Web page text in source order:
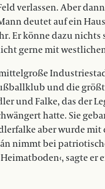
verlassen. Aber
deutet auf ein
Er könne dazu nichts
gerne mit
und die
und Falke, das der
hatte. Sie
aber wurde
nimmt bei
sagte er